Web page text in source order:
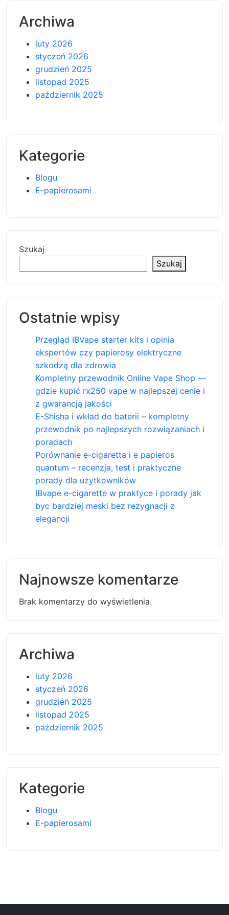
Archiwa
luty 2026
styczeń 2026
grudzień 2025
listopad 2025
październik 2025
Kategorie
Blogu
E-papierosami
Szukaj
Szukaj
Ostatnie wpisy
Przegląd IBVape starter kits i opinia
ekspertów czy papierosy elektryczne
szkodzą dla zdrowia
Kompletny przewodnik Online Vape Shop —
gdzie kupić rx250 vape w najlepszej cenie i
z gwarancją jakości
E-Shisha i wkład do baterii – kompletny
przewodnik po najlepszych rozwiązaniach i
poradach
Porównanie e-cigaretta i e papieros
quantum – recenzja, test i praktyczne
porady dla użytkowników
IBvape e-cigarette w praktyce i porady jak
byc bardziej meski bez rezygnacji z
elegancji
Najnowsze komentarze
Brak komentarzy do wyświetlenia.
Archiwa
luty 2026
styczeń 2026
grudzień 2025
listopad 2025
październik 2025
Kategorie
Blogu
E-papierosami